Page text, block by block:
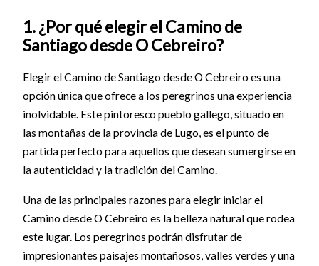
1. ¿Por qué elegir el Camino de
Santiago desde O Cebreiro?
Elegir el Camino de Santiago desde O Cebreiro es una
opción única que ofrece a los peregrinos una experiencia
inolvidable. Este pintoresco pueblo gallego, situado en
las montañas de la provincia de Lugo, es el punto de
partida perfecto para aquellos que desean sumergirse en
la autenticidad y la tradición del Camino.
Una de las principales razones para elegir iniciar el
Camino desde O Cebreiro es la belleza natural que rodea
este lugar. Los peregrinos podrán disfrutar de
impresionantes paisajes montañosos, valles verdes y una